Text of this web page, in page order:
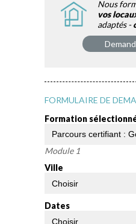
Nous
vos
adaptés -
FORMULAIRE DE
Formation
Module 1
Ville
Dates